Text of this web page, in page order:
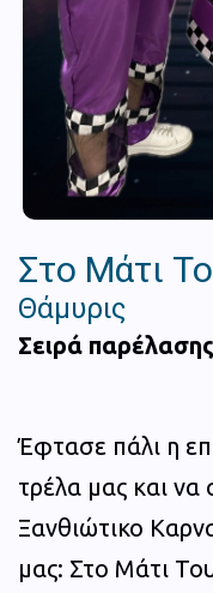
Στο Μάτι
Θάμυρις
Σειρά
Έφτασε πάλι η
τρέλα μας και
Ξανθιώτικο
μας: Στο Μάτι